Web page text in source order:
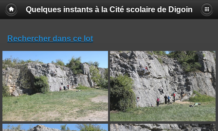
Quelques instants à la Cité scolaire de Digoin
Rechercher dans ce lot